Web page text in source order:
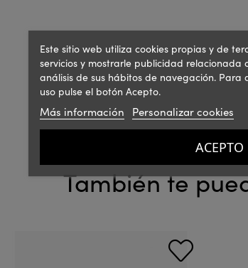
También te
Este sitio web utiliza cookies propias y de
servicios y mostrarle publicidad relacionada
análisis de sus hábitos de navegación. Para
uso pulse el botón Acepto.
Más información Personalizar cookies
ACEPTO